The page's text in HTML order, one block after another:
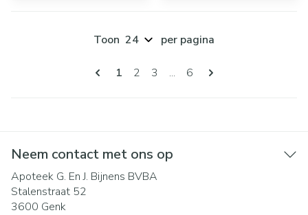
Pagina's
U lees momenteel pagina
1 Pagina
2 Pagina
3 ... Pagina
6
Toon per pagina
Neem contact met ons op
Apoteek G. En J. Bijnens BVBA
Stalenstraat 52
3600 Genk